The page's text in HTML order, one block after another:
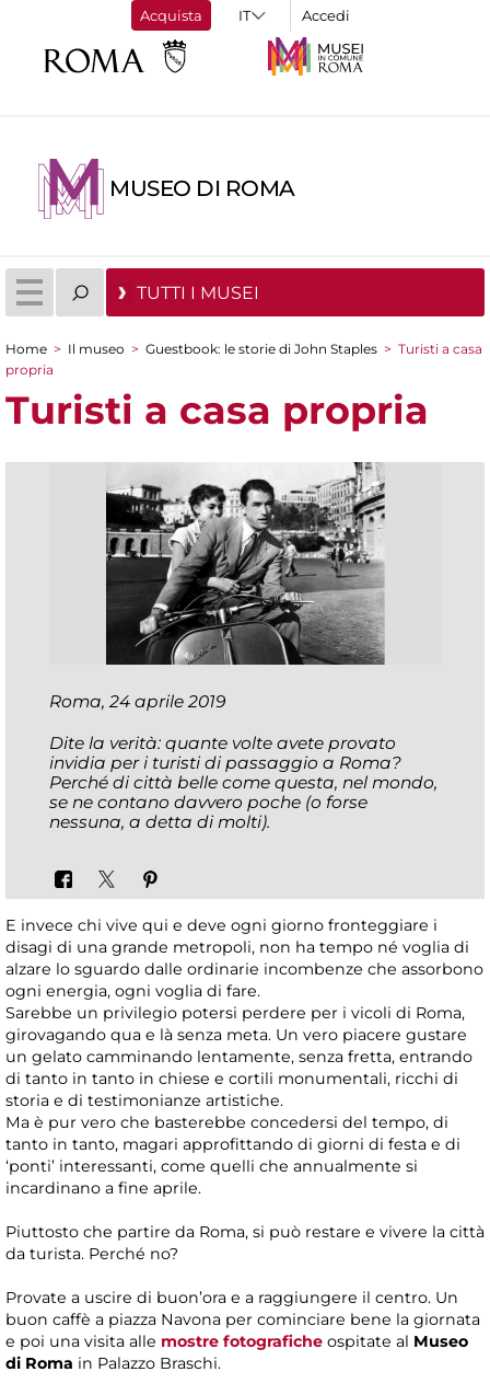
Acquista Accedi
MUSEO DI ROMA
TUTTI I MUSEI
Tu sei qui
Home > Il museo > Guestbook: le storie di John Staples > Turisti a casa
propria
Turisti a casa propria
Roma, 24 aprile 2019
Dite la verità: quante volte avete provato
invidia per i turisti di passaggio a Roma?
Perché di città belle come questa, nel mondo,
se ne contano davvero poche (o forse
nessuna, a detta di molti).
E invece chi vive qui e deve ogni giorno fronteggiare i
disagi di una grande metropoli, non ha tempo né voglia di
alzare lo sguardo dalle ordinarie incombenze che assorbono
ogni energia, ogni voglia di fare.
Sarebbe un privilegio potersi perdere per i vicoli di Roma,
girovagando qua e là senza meta. Un vero piacere gustare
un gelato camminando lentamente, senza fretta, entrando
di tanto in tanto in chiese e cortili monumentali, ricchi di
storia e di testimonianze artistiche.
Ma è pur vero che basterebbe concedersi del tempo, di
tanto in tanto, magari approfittando di giorni di festa e di
‘ponti’ interessanti, come quelli che annualmente si
incardinano a fine aprile.
Piuttosto che partire da Roma, si può restare e vivere la città
da turista. Perché no?
Provate a uscire di buon’ora e a raggiungere il centro. Un
buon caffè a piazza Navona per cominciare bene la giornata
e poi una visita alle mostre fotografiche ospitate al Museo
di Roma in Palazzo Braschi.